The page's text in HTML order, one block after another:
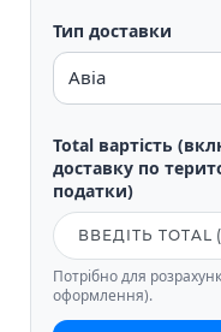
Тип доставки
Total вартість
доставку по
податки)
Потрібно для
оформлення).